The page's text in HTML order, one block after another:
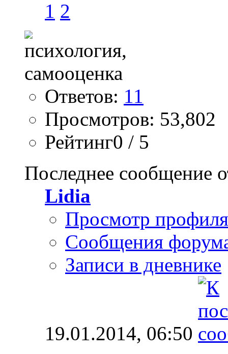
1 2
Ответов: 11
Просмотров: 53,802
Рейтинг0 / 5
Последнее сообщение
Lidia
Просмотр профиля
Сообщения
Записи в дневнике
19.01.2014, 06:50